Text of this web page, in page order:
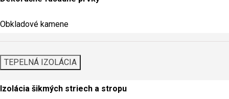
Obkladové kamene
TEPELNÁ IZOLÁCIA
Izolácia šikmých striech a stropu